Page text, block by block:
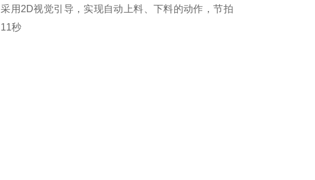
采用2D视觉引导，实现自动上料、下料的动作，节拍
11秒